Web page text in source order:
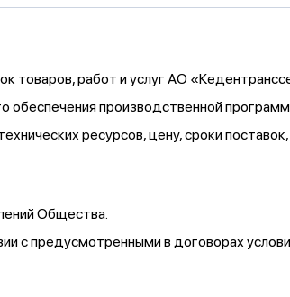
товаров, работ и услуг АО
обеспечения производственной
ресурсов, цену, сроки
Общества.
с предусмотренными в договорах